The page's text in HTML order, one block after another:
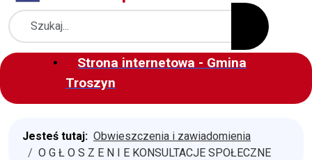
Szukaj
Strona internetowa - Gmina
Troszyn
Jesteś tutaj: Obwieszczenia i zawiadomienia
O G Ł O S Z E N I E KONSULTACJE SPOŁECZNE